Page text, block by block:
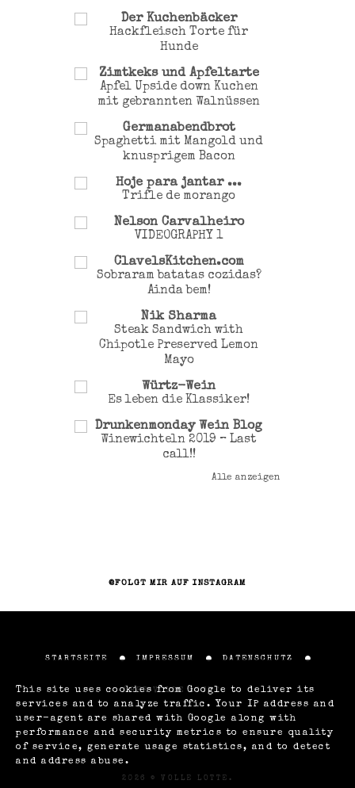
Der Kuchenbäcker
Hackfleisch Torte für
Hunde
Zimtkeks und Apfeltarte
Apfel Upside down Kuchen
mit gebrannten Walnüssen
Germanabendbrot
Spaghetti mit Mangold und
knusprigem Bacon
Hoje para jantar ...
Trifle de morango
Nelson Carvalheiro
VIDEOGRAPHY 1
ClavelsKitchen.com
Sobraram batatas cozidas?
Ainda bem!
Nik Sharma
Steak Sandwich with
Chipotle Preserved Lemon
Mayo
Würtz-Wein
Es leben die Klassiker!
Drunkenmonday Wein Blog
Winewichteln 2019 – Last
call!!
Alle anzeigen
@FOLGT MIR AUF INSTAGRAM
STARTSEITE IMPRESSUM DATENSCHUTZ
ÜBER VOLLE LOTTE
2026 © VOLLE LOTTE .
This site uses cookies from Google to deliver its
services and to analyze traffic. Your IP address and
user-agent are shared with Google along with
performance and security metrics to ensure quality
of service, generate usage statistics, and to detect
and address abuse.